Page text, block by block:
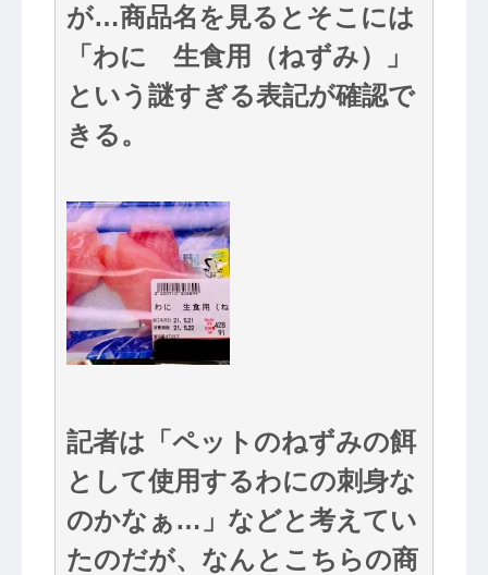
が…商品名を見るとそこには
「わに 生食用（ねずみ）」
という謎すぎる表記が確認で
きる。
記者は「ペットのねずみの餌
として使用するわにの刺身な
のかなぁ…」などと考えてい
たのだが、なんとこちらの商